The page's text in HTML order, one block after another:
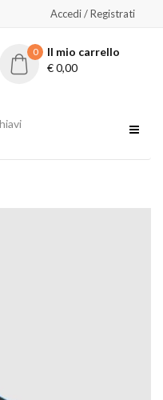
Accedi / Registrati
0
Il mio carrello
€0,00